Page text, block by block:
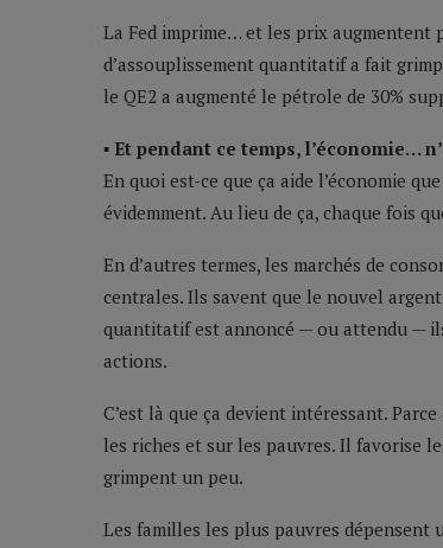
La Fed imprime… et les prix augmentent
d’assouplissement quantitatif a fait
le QE2 a augmenté le pétrole de 30%
▪ Et pendant ce temps, l’économie…
En quoi est-ce que ça aide l’économie
évidemment. Au lieu de ça, chaque fois
En d’autres termes, les marchés de
centrales. Ils savent que le nouvel
quantitatif est annoncé — ou attendu —
actions.
C’est là que ça devient intéressant.
les riches et sur les pauvres. Il favorise
grimpent un peu.
Les familles les plus pauvres